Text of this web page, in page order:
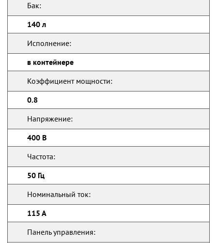
Бак:
140 л
Исполнение:
в контейнере
Коэффициент мощности:
0.8
Напряжение:
400 В
Частота:
50 Гц
Номинальный ток:
115 А
Панель управления: